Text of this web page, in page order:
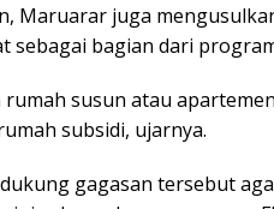
Maruarar juga
sebagai bagian dari
susun atau
subsidi, ujarnya.
gagasan tersebut